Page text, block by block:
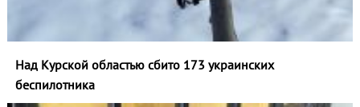
Над Курской областью сбито 173 украинских
беспилотника